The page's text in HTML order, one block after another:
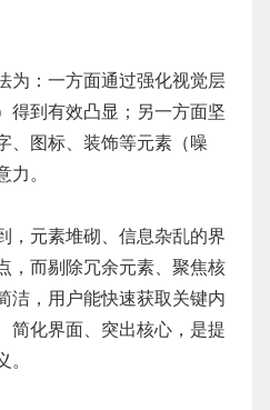
为：一方面通过强化视觉层
得到有效凸显；另一方面坚
、图标、装饰等元素（噪
。
，元素堆砌、信息杂乱的界
，而剔除冗余元素、聚焦核
洁，用户能快速获取关键内
简化界面、突出核心，是提